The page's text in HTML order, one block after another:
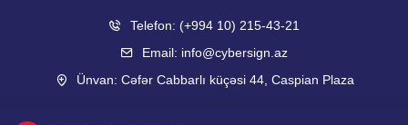
Telefon: (+994 10) 215-43-21
Email: info@cybersign.az
Ünvan: Cəfər Cabbarlı küçəsi 44, Caspian Plaza